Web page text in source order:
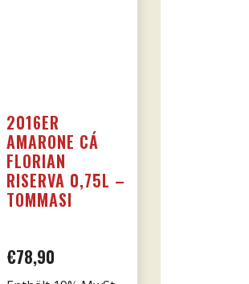
2016ER
AMARONE CÁ
FLORIAN
RISERVA 0,75L –
TOMMASI
€78,90